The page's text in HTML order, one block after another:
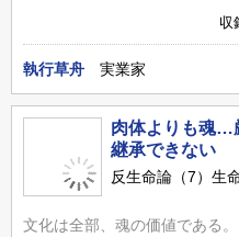
収
執行草舟 実業家
肉体よりも魂…
継承できない
反生命論（7）生
文化は全部、魂の価値である